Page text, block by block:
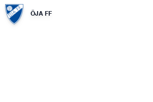
ÖJA FF